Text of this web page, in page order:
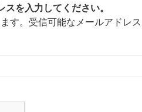
を入力してください。
す。受信可能なメールアドレス